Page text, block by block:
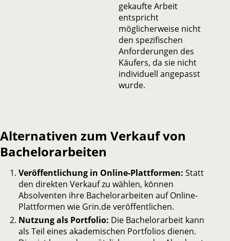
gekaufte Arbeit
entspricht
möglicherweise nicht
den spezifischen
Anforderungen des
Käufers, da sie nicht
individuell angepasst
wurde.
Alternativen zum Verkauf von
Bachelorarbeiten
Veröffentlichung in Online-Plattformen: Statt
den direkten Verkauf zu wählen, können
Absolventen ihre Bachelorarbeiten auf Online-
Plattformen wie Grin.de veröffentlichen.
Nutzung als Portfolio: Die Bachelorarbeit kann
als Teil eines akademischen Portfolios dienen.